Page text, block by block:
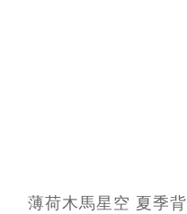
薄荷木馬星空 夏季背